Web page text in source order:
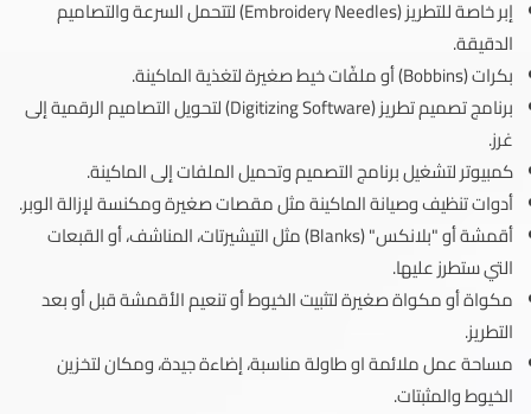
إبر خاصة للتطريز (Embroidery Needles) لتتحمل السرعة والتصاميم
الدقيقة.
بكرات (Bobbins) أو ملفّات خيط صغيرة لتغذية الماكينة.
برنامج تصميم تطريز (Digitizing Software) لتحويل التصاميم الرقمية إلى
غرز.
كمبيوتر لتشغيل برنامج التصميم وتحميل الملفات إلى الماكينة.
أدوات تنظيف وصيانة الماكينة مثل مقصات صغيرة ومكنسة لإزالة الوبر.
أقمشة أو "بلانكس" (Blanks) مثل التيشيرتات، المناشف، أو القبعات
التي ستطرز عليها.
مكواة أو مكواة صغيرة لتثبيت الخيوط أو تنعيم الأقمشة قبل أو بعد
التطريز.
مساحة عمل ملائمة او طاولة مناسبة، إضاءة جيدة، ومكان لتخزين
الخيوط والمثبتات.